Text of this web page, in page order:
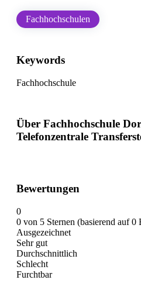
Fachhochschulen
Keywords
Fachhochschule
Über Fachhochschule
Telefonzentrale
Bewertungen
0
0 von 5 Sternen (basierend auf 0
Ausgezeichnet
Sehr gut
Durchschnittlich
Schlecht
Furchtbar